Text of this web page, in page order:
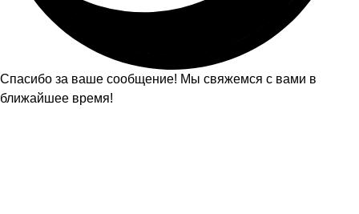
Спасибо за ваше сообщение! Мы свяжемся с вами в
ближайшее время!